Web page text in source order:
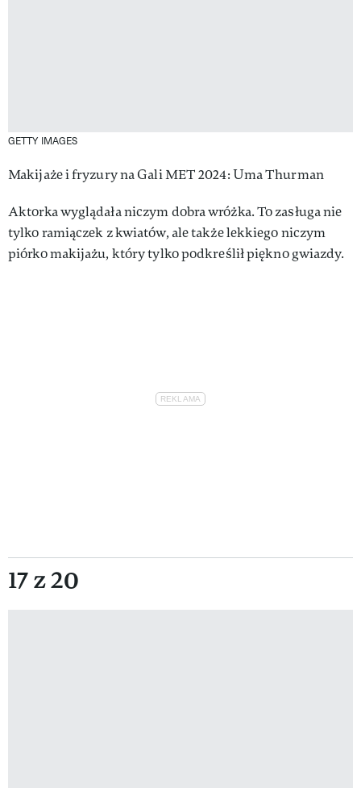
GETTY IMAGES
Makijaże i fryzury na Gali MET 2024: Uma Thurman
Aktorka wyglądała niczym dobra wróżka. To zasługa nie
tylko ramiączek z kwiatów, ale także lekkiego niczym
piórko makijażu, który tylko podkreślił piękno gwiazdy.
17 z 20